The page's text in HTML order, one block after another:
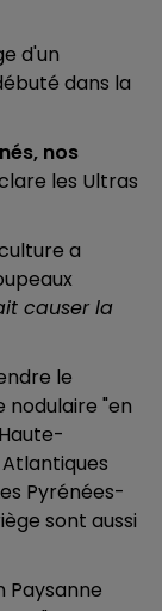
d'un
dans la
nos
les Ultras
a
causer la
le
"en
Pyrénées-
sont aussi
Paysanne